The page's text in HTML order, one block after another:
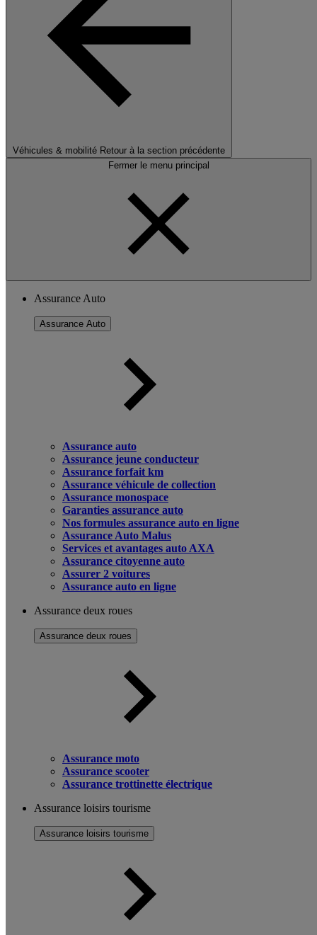
Véhicules & mobilité Retour à la section précédente
Fermer le menu principal
Assurance Auto
Assurance Auto
Assurance auto
Assurance jeune conducteur
Assurance forfait km
Assurance véhicule de collection
Assurance monospace
Garanties assurance auto
Nos formules assurance auto en ligne
Assurance Auto Malus
Services et avantages auto AXA
Assurance citoyenne auto
Assurer 2 voitures
Assurance auto en ligne
Assurance deux roues
Assurance deux roues
Assurance moto
Assurance scooter
Assurance trottinette électrique
Assurance loisirs tourisme
Assurance loisirs tourisme